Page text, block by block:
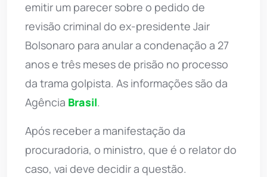
emitir um parecer sobre o pedido de
revisão criminal do ex-presidente Jair
Bolsonaro para anular a condenação a 27
anos e três meses de prisão no processo
da trama golpista. As informações são da
Agência Brasil.
Após receber a manifestação da
procuradoria, o ministro, que é o relator do
caso, vai deve decidir a questão.